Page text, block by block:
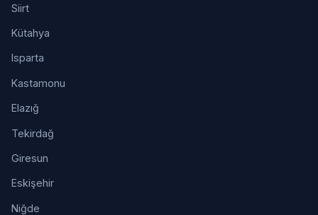
Siirt
Kütahya
Isparta
Kastamonu
Elazığ
Tekirdağ
Giresun
Eskişehir
Niğde